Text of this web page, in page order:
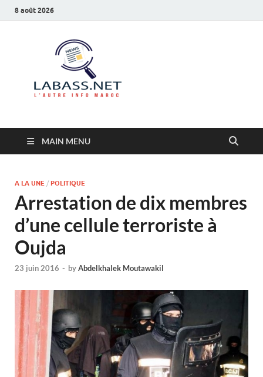
8 août 2026
MAIN MENU
A LA UNE / POLITIQUE
Arrestation de dix membres
d’une cellule terroriste à
Oujda
23 juin 2016 - byAbdelkhalek Moutawakil